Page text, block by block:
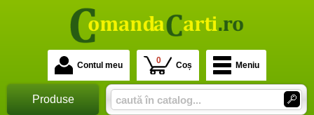
Contul meu 0 Coș Meniu
Produse